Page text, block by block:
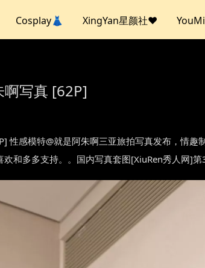
Cosplay👗 XingYan星颜社❤️
写真 [62P]
感模特@就是阿朱啊三亚旅拍写真发布，情趣
和多多支持。。国内写真套图[XiuRen秀人网]第